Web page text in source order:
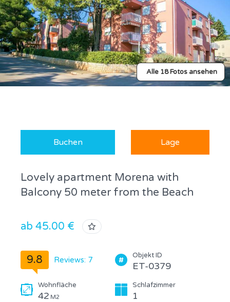
Alle 18 Fotos ansehen
Buchen Lage
Lovely apartment Morena with
Balcony 50 meter from the Beach
ab 45.00 €
9.8 Reviews: 7 Objekt ID
ET-0379
Wohnfläche
42 M2
Schlafzimmer
1